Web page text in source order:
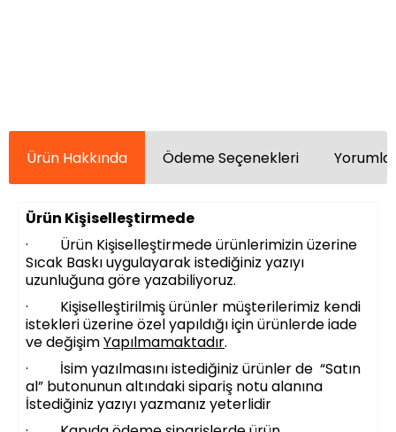
Ürün Hakkında Ödeme Seçenekleri
Ürün Kişiselleştirmede
· Ürün Kişiselleştirmede ürünlerimizin üzerine
Sıcak Baskı uygulayarak istediğiniz yazıyı
uzunluğuna göre yazabiliyoruz.
· Kişiselleştirilmiş ürünler müşterilerimiz kendi
istekleri üzerine özel yapıldığı için ürünlerde iade
ve değişimYapılmamaktadır.
· İsim yazılmasını istediğiniz ürünler de “Satın
al” butonunun altındaki sipariş notu alanına
İstediğiniz yazıyı yazmanız yeterlidir